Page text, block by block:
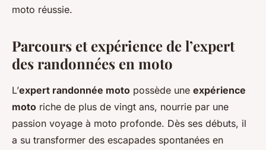
moto réussie.
Parcours et expérience de l’expert
des randonnées en moto
L’expert randonnée moto possède une expérience
moto riche de plus de vingt ans, nourrie par une
passion voyage à moto profonde. Dès ses débuts, il
a su transformer des escapades spontanées en